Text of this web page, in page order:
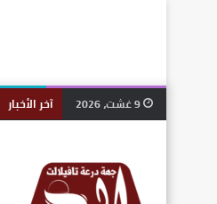
آخر الأخبار